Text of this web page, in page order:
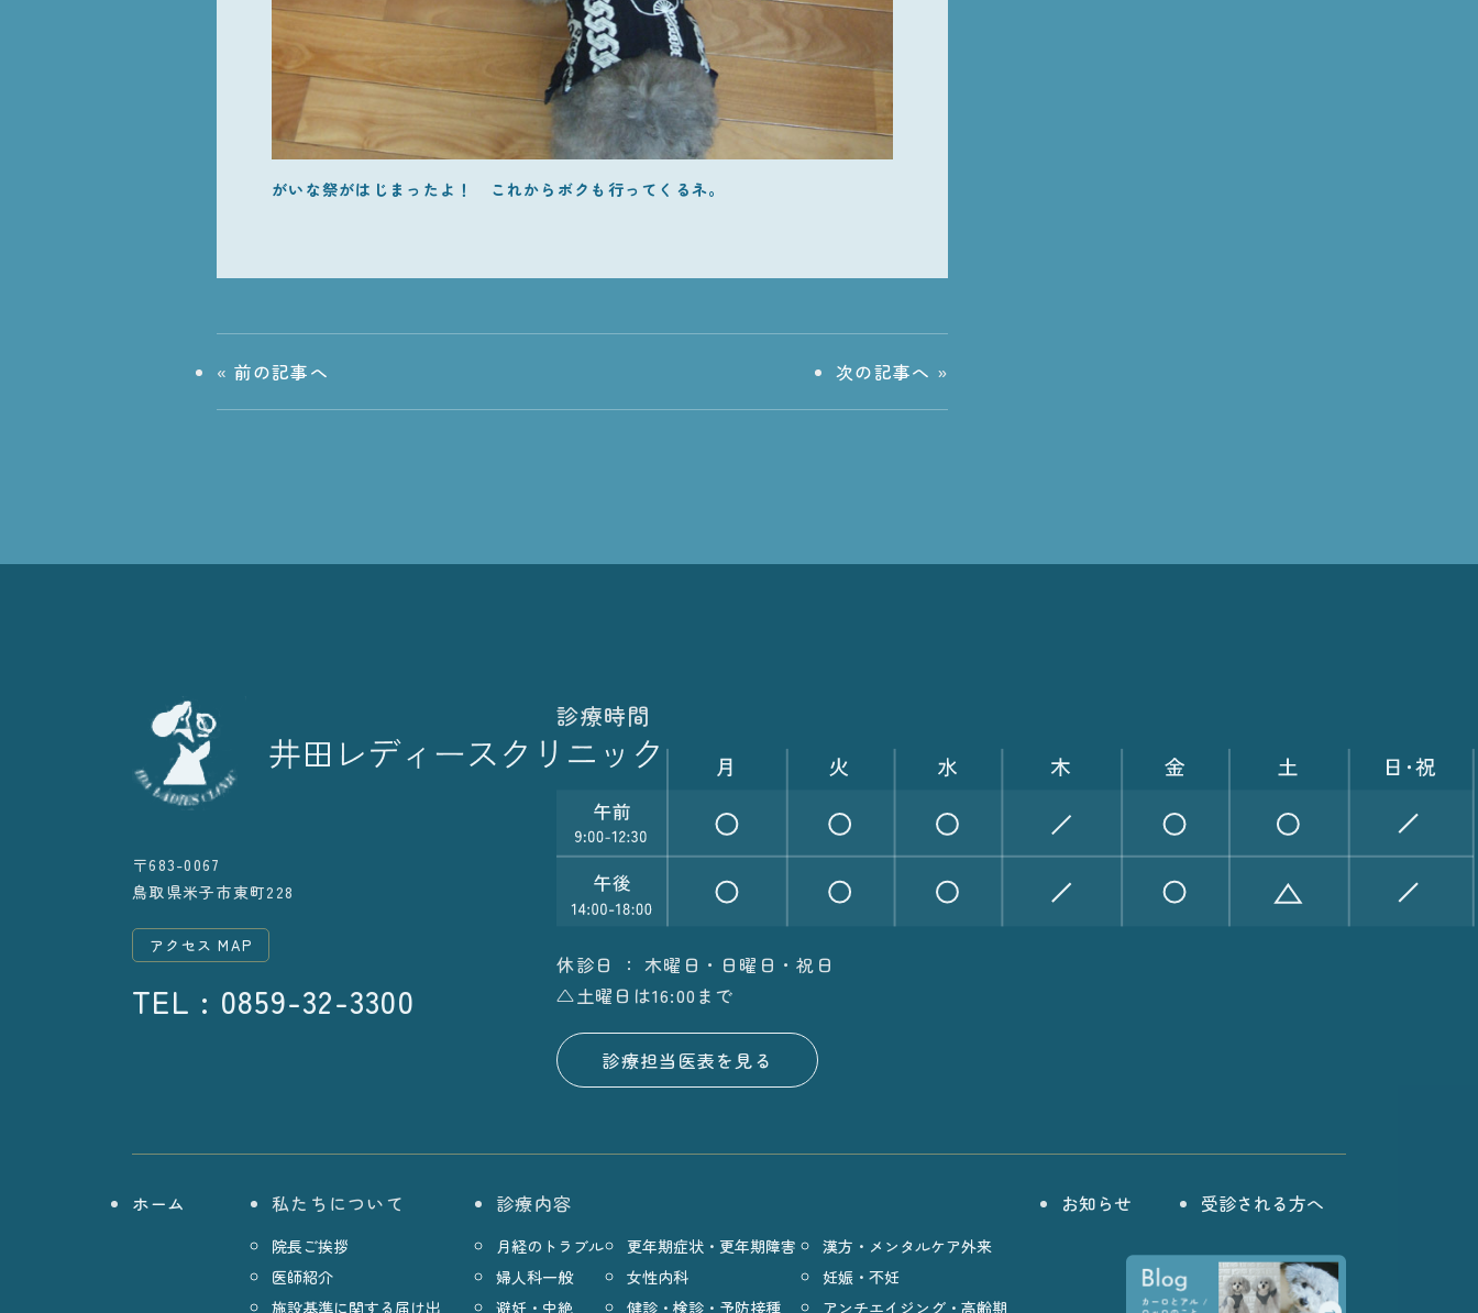
がいな祭がはじまったよ！ これからボクも行ってくるネ。
« 前の記事へ 次の記事へ »
〒683-0067
鳥取県米子市東町228
アクセス MAP
TEL : 0859-32-3300
診療時間
休診日 ： 木曜日・日曜日・祝日
△土曜日は16:00まで
診療担当医表を見る
ホーム 私たちについて
院長ご挨拶
医師紹介
施設基準に関する届け出
診療内容
月経のトラブル 更年期症状・更年期障害
漢方・メンタルケア外来
婦人科一般
女性内科
妊娠・不妊
避妊・中絶
健診・検診・予防接種 アンチエイジング・高齢期
お知らせ 受診される方へ